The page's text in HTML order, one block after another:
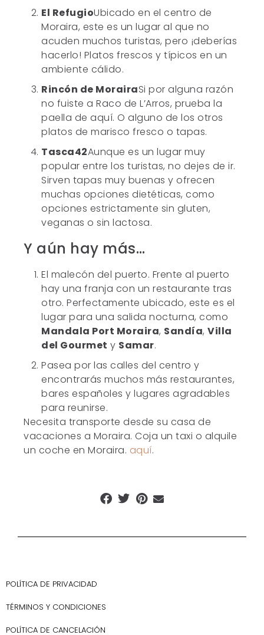
El RefugioUbicado en el centro de
Moraira, este es un lugar al que no
acuden muchos turistas, pero ¡deberías
hacerlo! Platos frescos y típicos en un
ambiente cálido.
Rincón de MorairaSi por alguna razón
no fuiste a Raco de L’Arros, prueba la
paella de aquí. O alguno de los otros
platos de marisco fresco o tapas.
Tasca42Aunque es un lugar muy
popular entre los turistas, no dejes de ir.
Sirven tapas muy buenas y ofrecen
muchas opciones dietéticas, como
opciones estrictamente sin gluten,
veganas o sin lactosa.
Y aún hay más…
El malecón del puerto. Frente al puerto
hay una franja con un restaurante tras
otro. Perfectamente ubicado, este es el
lugar para una salida nocturna, como
Mandala Port Moraira, Sandía,Villa
del Gourmet y Samar.
Pasea por las calles del centro y
encontrarás muchos más restaurantes,
bares españoles y lugares agradables
para reunirse.
Necesita transporte desde su casa de
vacaciones a Moraira. Coja un taxi o alquile
un coche en Moraira. aquí.
POLÍTICA DE PRIVACIDAD
TÉRMINOS Y CONDICIONES
POLÍTICA DE CANCELACIÓN